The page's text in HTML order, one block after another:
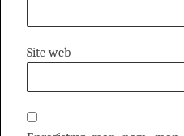
Site web